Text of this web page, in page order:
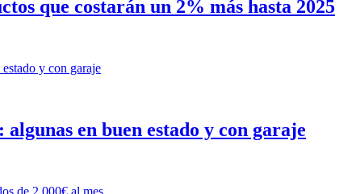
que costarán un 2% más hasta 2025
en buen estado y con garaje